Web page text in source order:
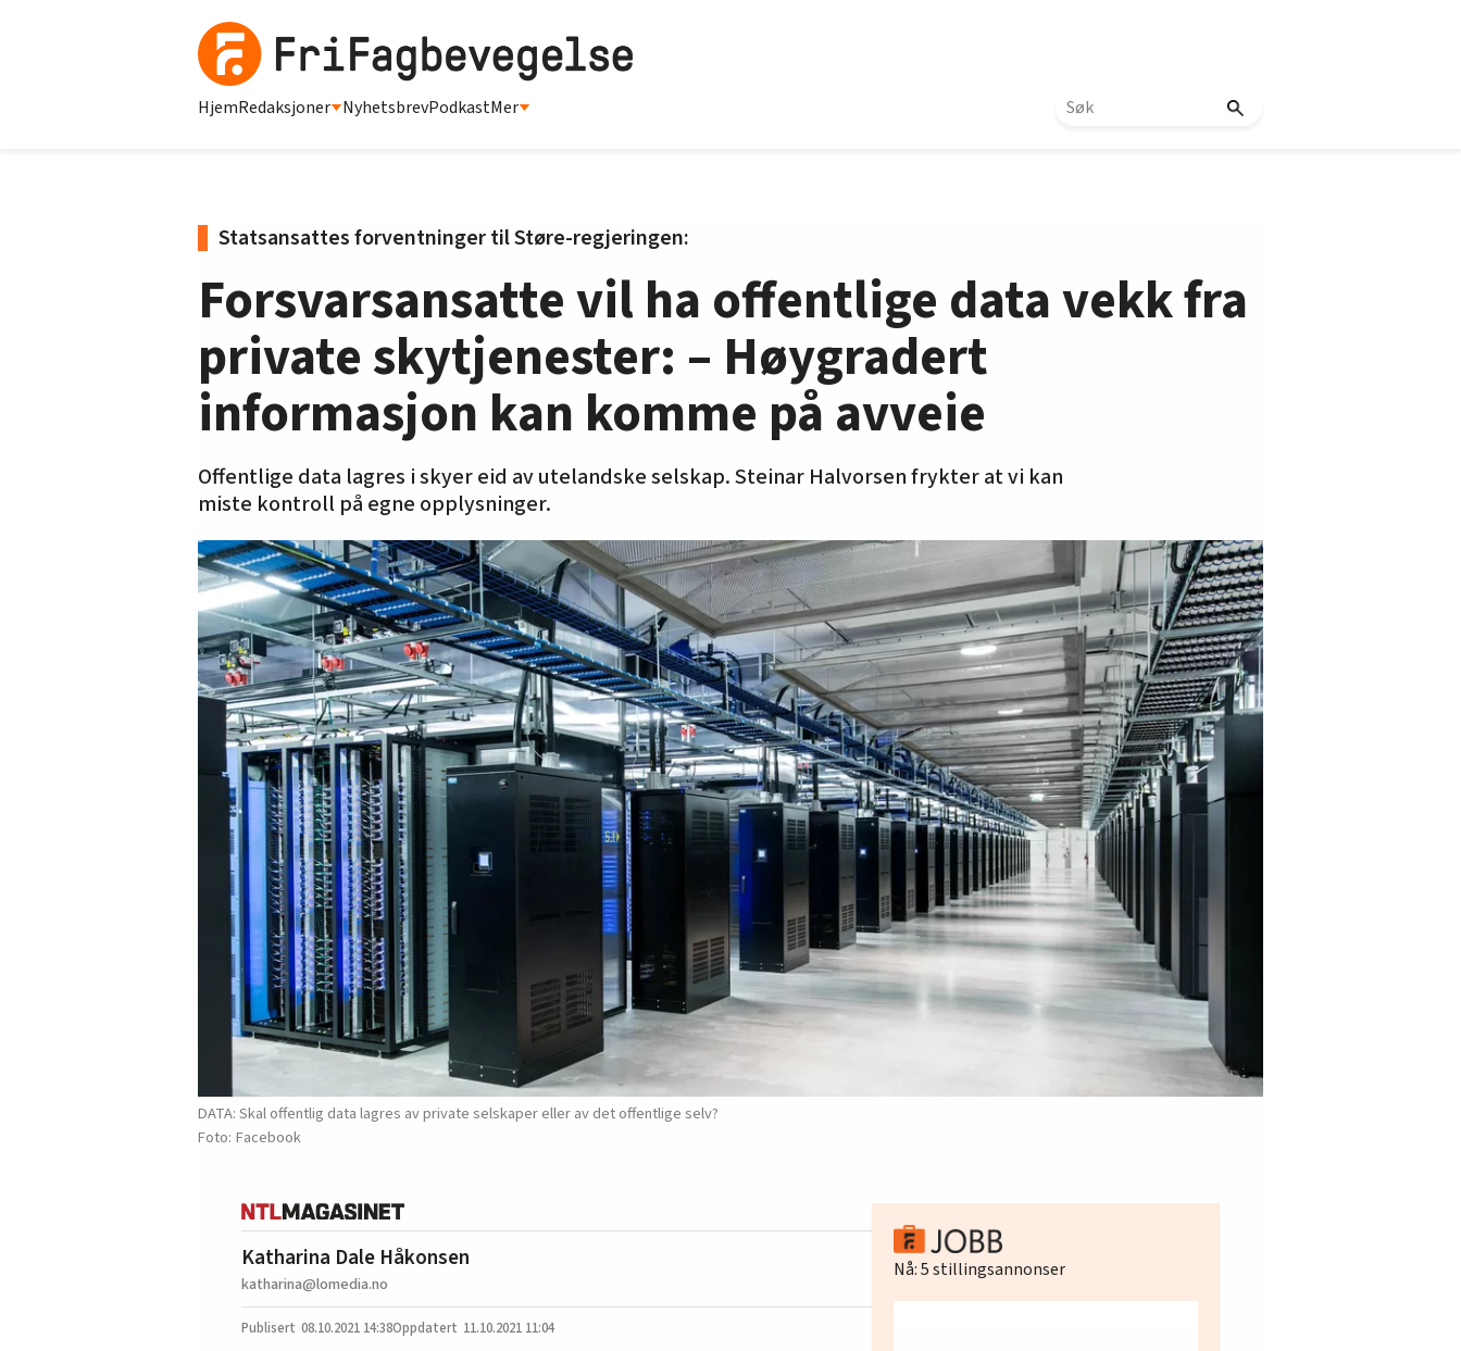
HjemRedaksjoner NyhetsbrevPodkastMer
Statsansattes forventninger til Støre-regjeringen:
Forsvarsansatte vil ha offentlige data vekk fra
private skytjenester: – Høygradert
informasjon kan komme på avveie
Offentlige data lagres i skyer eid av utelandske selskap. Steinar Halvorsen frykter at vi kan
miste kontroll på egne opplysninger.
DATA: Skal offentlig data lagres av private selskaper eller av det offentlige selv?
Facebook
Katharina Dale Håkonsen
katharina@lomedia.no
08.10.2021 14:38 11.10.2021 11:04
Nå:5stillingsannonser